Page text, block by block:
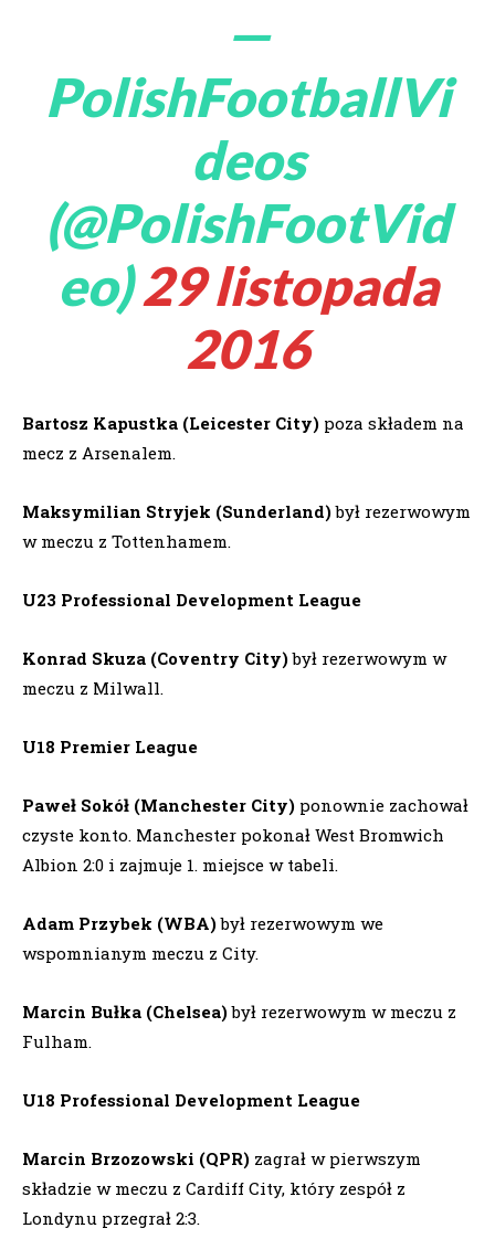
—
PolishFootballVi
deos
(@PolishFootVid
eo)29 listopada
2016
Bartosz Kapustka (Leicester City) poza składem na
mecz z Arsenalem.
Maksymilian Stryjek (Sunderland)był rezerwowym
w meczu z Tottenhamem.
U23 Professional Development League
Konrad Skuza (Coventry City)był rezerwowym w
meczu z Milwall.
U18 Premier League
Paweł Sokół (Manchester City) ponownie zachował
czyste konto. Manchester pokonał West Bromwich
Albion 2:0 i zajmuje 1. miejsce w tabeli.
Adam Przybek (WBA)był rezerwowym we
wspomnianym meczu z City.
Marcin Bułka (Chelsea)był rezerwowym w meczu z
Fulham.
U18 Professional Development League
Marcin Brzozowski (QPR) zagrał w pierwszym
składzie w meczu z Cardiff City, który zespół z
Londynu przegrał 2:3.